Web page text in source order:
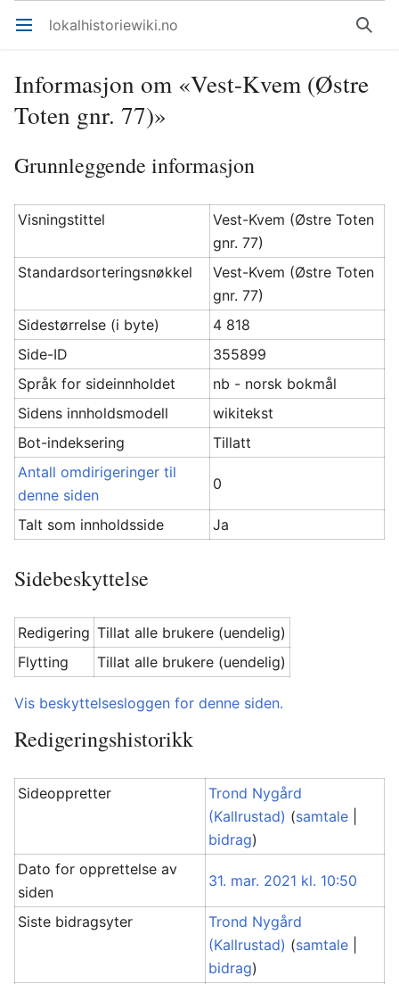
Åpne hovedmenyen lokalhistoriewiki.no Søk
Informasjon om «Vest-Kvem (Østre
Toten gnr. 77)»
Grunnleggende informasjon
Visningstittel
Vest-Kvem (Østre Toten
gnr. 77)
Standardsorteringsnøkkel
Vest-Kvem (Østre Toten
gnr. 77)
Sidestørrelse (i byte)
4 818
Side-ID
355899
Språk for sideinnholdet
nb - norsk bokmål
Sidens innholdsmodell
wikitekst
Bot-indeksering
Tillatt
Antall omdirigeringer til
denne siden
0
Talt som innholdsside Ja
Sidebeskyttelse
Redigering Tillat alle brukere (uendelig)
Flytting
Tillat alle brukere (uendelig)
Vis beskyttelsesloggen for denne siden.
Redigeringshistorikk
Sideoppretter
Trond Nygård
(Kallrustad) (samtale
bidrag)
Dato for opprettelse av
siden
31. mar. 2021 kl. 10:50
Siste bidragsyter
Trond Nygård
(Kallrustad) (samtale
bidrag)